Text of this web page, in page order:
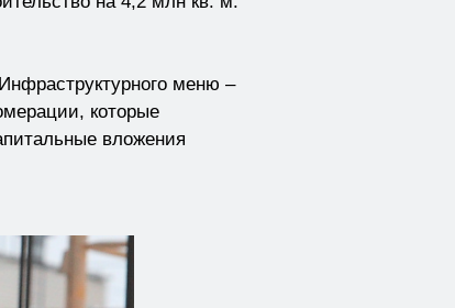
меню –
которые
вложения